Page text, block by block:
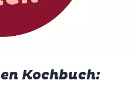
Kochbuch: